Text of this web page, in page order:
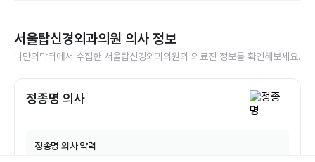
서울탑신경외과의원 의사 정보
나만의닥터에서 수집한 서울탑신경외과의원의 의료진 정보를 확인해보세요.
정종명 의사
정종명 의사 약력